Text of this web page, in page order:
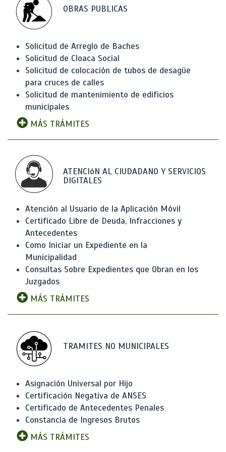
OBRAS PUBLICAS
Solicitud de Arreglo de Baches
Solicitud de Cloaca Social
Solicitud de colocación de tubos de desagüe
para cruces de calles
Solicitud de mantenimiento de edificios
municipales
MÁS TRÁMITES
ATENCIóN AL CIUDADANO Y SERVICIOS
DIGITALES
Atención al Usuario de la Aplicación Móvil
Certificado Libre de Deuda, Infracciones y
Antecedentes
Como Iniciar un Expediente en la
Municipalidad
Consultas Sobre Expedientes que Obran en los
Juzgados
MÁS TRÁMITES
TRAMITES NO MUNICIPALES
Asignación Universal por Hijo
Certificación Negativa de ANSES
Certificado de Antecedentes Penales
Constancia de Ingresos Brutos
MÁS TRÁMITES